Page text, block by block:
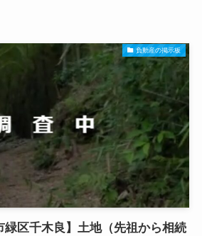
負動産の掲示板
緑区千木良】土地（先祖から相続